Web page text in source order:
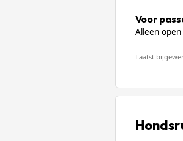
Voor
Alleen
Laatst